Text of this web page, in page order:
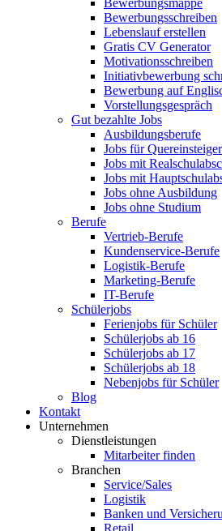
Bewerbungsmappe
Bewerbungsschreiben
Lebenslauf erstellen
Gratis CV Generator
Motivationsschreiben
Initiativbewerbung
Bewerbung auf
Vorstellungsgespräch
Gut bezahlte Jobs
Ausbildungsberufe
Jobs für Quereinsteiger
Jobs mit
Jobs mit
Jobs ohne Ausbildung
Jobs ohne Studium
Berufe
Vertrieb-Berufe
Kundenservice-Berufe
Logistik-Berufe
Marketing-Berufe
IT-Berufe
Schülerjobs
Ferienjobs für Schüler
Schülerjobs ab 16
Schülerjobs ab 17
Schülerjobs ab 18
Nebenjobs für Schüler
Blog
Kontakt
Unternehmen
Dienstleistungen
Mitarbeiter finden
Branchen
Service/Sales
Logistik
Banken und
Retail